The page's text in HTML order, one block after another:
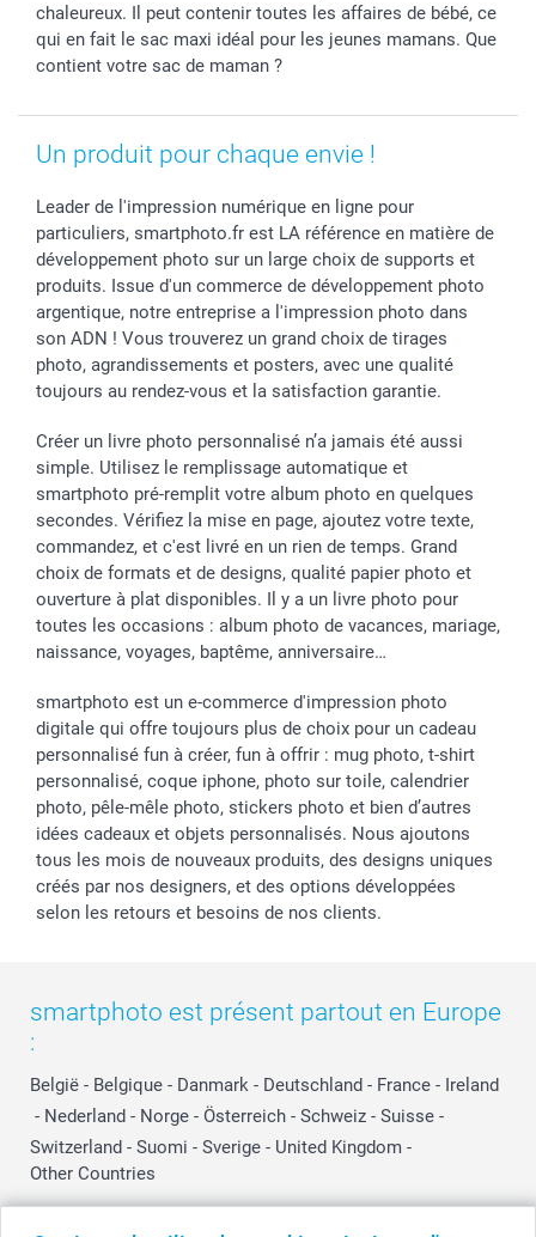
Saint-Valentin
Vacances
Investisseurs
Statut de ma commande
chaleureux. Il peut contenir toutes les affaires de bébé, ce
qui en fait le sac maxi idéal pour les jeunes mamans. Que
contient votre sac de maman ?
Un produit pour chaque envie !
Leader de l'impression numérique en ligne pour
particuliers, smartphoto.fr est LA référence en matière de
développement photo sur un large choix de supports et
produits. Issue d'un commerce de développement photo
argentique, notre entreprise a l'impression photo dans
son ADN ! Vous trouverez un grand choix de tirages
photo, agrandissements et posters, avec une qualité
toujours au rendez-vous et la satisfaction garantie.
Créer un livre photo personnalisé n’a jamais été aussi
simple. Utilisez le remplissage automatique et
smartphoto pré-remplit votre album photo en quelques
secondes. Vérifiez la mise en page, ajoutez votre texte,
commandez, et c'est livré en un rien de temps. Grand
choix de formats et de designs, qualité papier photo et
ouverture à plat disponibles. Il y a un livre photo pour
toutes les occasions : album photo de vacances, mariage,
naissance, voyages, baptême, anniversaire…
smartphoto est un e-commerce d'impression photo
digitale qui offre toujours plus de choix pour un cadeau
personnalisé fun à créer, fun à offrir : mug photo, t-shirt
personnalisé, coque iphone, photo sur toile, calendrier
photo, pêle-mêle photo, stickers photo et bien d’autres
idées cadeaux et objets personnalisés. Nous ajoutons
tous les mois de nouveaux produits, des designs uniques
créés par nos designers, et des options développées
selon les retours et besoins de nos clients.
smartphoto est présent partout en Europe
:
België - Belgique - Danmark - Deutschland - France - Ireland
- Nederland - Norge - Österreich - Schweiz - Suisse -
Switzerland - Suomi - Sverige - United Kingdom -
Other Countries